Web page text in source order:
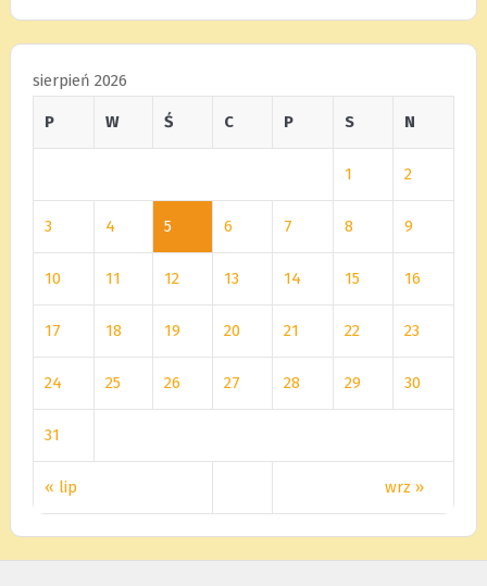
sierpień 2026
P W Ś C P S N
« lip wrz »
1 2
3 4 5 6 7 8 9
10 11 12 13 14 15 16
17 18 19 20 21 22 23
24 25 26 27 28 29 30
31